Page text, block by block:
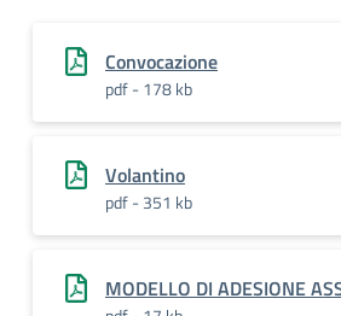
Convocazione
pdf - 178 kb
Volantino
pdf - 351 kb
MODELLO DI ADESIONE